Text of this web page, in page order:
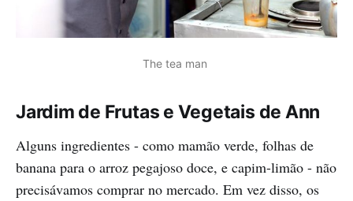
The tea man
Jardim de Frutas e Vegetais de Ann
Alguns ingredientes - como mamão verde, folhas de
banana para o arroz pegajoso doce, e capim-limão - não
precisávamos comprar no mercado. Em vez disso, os